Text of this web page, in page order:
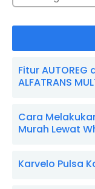
Fitur
ALFATRANS
Cara
Murah Lewat
Karvelo Pulsa